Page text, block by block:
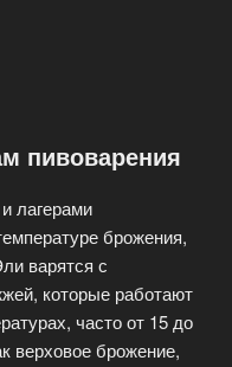
пивоварения
лагерами
брожения,
варятся с
которые работают
часто от 15 до
верховое брожение,